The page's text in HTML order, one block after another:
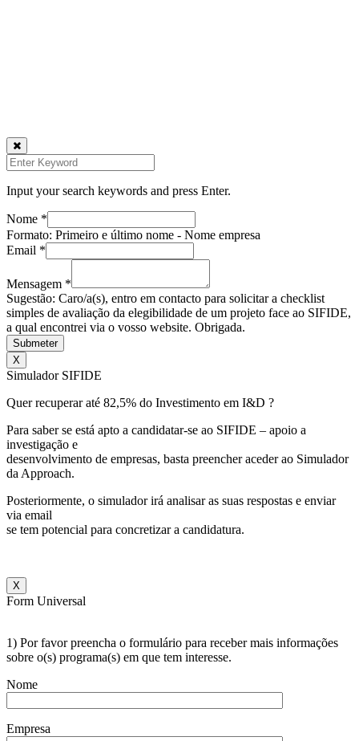
Input your search keywords and press Enter.
Nome *
Formato: Primeiro e último nome - Nome empresa
Email
Mensagem
Email *
Mensagem *
Sugestão: Caro/a(s), entro em contacto para solicitar a checklist
simples de avaliação da elegibilidade de um projeto face ao SIFIDE,
a qual encontrei via o vosso website. Obrigada.
Submeter
X
Simulador SIFIDE
Quer recuperar até 82,5% do Investimento em I&D ?
Para saber se está apto a candidatar-se ao SIFIDE – apoio a
investigação e
desenvolvimento de empresas, basta preencher aceder ao Simulador
da Approach.
Posteriormente, o simulador irá analisar as suas respostas e enviar
via email
se tem potencial para concretizar a candidatura.
X
Form Universal
1) Por favor preencha o formulário para receber mais informações
sobre o(s) programa(s) em que tem interesse.
Nome
Empresa